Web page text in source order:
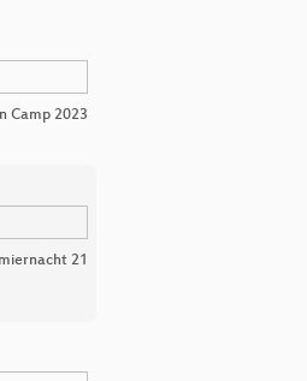
Camp 2023
21